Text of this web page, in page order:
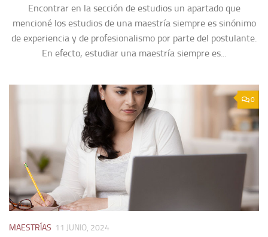
Encontrar en la sección de estudios un apartado que
mencioné los estudios de una maestría siempre es sinónimo
de experiencia y de profesionalismo por parte del postulante.
En efecto, estudiar una maestría siempre es...
0
MAESTRÍAS 11 JUNIO, 2024